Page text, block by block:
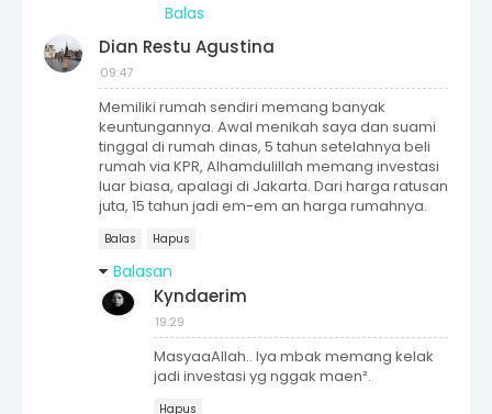
Balas
Dian Restu Agustina
09:47
Memiliki rumah sendiri memang banyak
keuntungannya. Awal menikah saya dan suami
tinggal di rumah dinas, 5 tahun setelahnya beli
rumah via KPR, Alhamdulillah memang investasi
luar biasa, apalagi di Jakarta. Dari harga ratusan
juta, 15 tahun jadi em-em an harga rumahnya.
Balas Hapus
Balasan
Kyndaerim
19:29
MasyaaAllah.. Iya mbak memang kelak
jadi investasi yg nggak maen².
Hapus